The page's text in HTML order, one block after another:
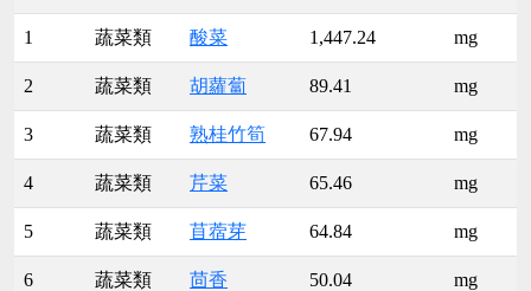
1 蔬菜類 酸菜 1,447.24 mg
2 蔬菜類 胡蘿蔔 89.41 mg
3 蔬菜類 熟桂竹筍 67.94 mg
4 蔬菜類 芹菜 65.46 mg
5 蔬菜類 苜蓿芽 64.84 mg
6 蔬菜類 茴香 50.04 mg